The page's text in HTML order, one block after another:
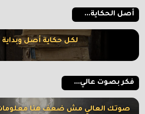
أصل الحكاية...
لكل حكاية أصل وبداية
فكر بصوت عالي...
صوتك العالي مش ضعف هنا